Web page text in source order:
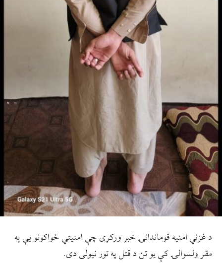
د غزني امنيه قوماندانۍ خبر ورکړی چې امنيتي ځواکونو يې په
مقر ولسوالۍ کې يو تن د قتل په تور نيولی دی.